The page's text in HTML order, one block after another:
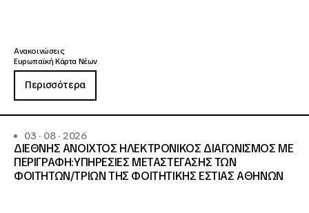
Ανακοινώσεις
Ευρωπαϊκή Κάρτα Νέων
Περισσότερα
03 · 08 · 2026
ΔΙΕΘΝΗΣ ΑΝΟΙΧΤΟΣ ΗΛΕΚΤΡΟΝΙΚΟΣ ΔΙΑΓΩΝΙΣΜΟΣ ΜΕ
ΠΕΡΙΓΡΑΦΗ:ΥΠΗΡΕΣΙΕΣ METAΣΤΕΓΑΣΗΣ ΤΩΝ
ΦΟΙΤΗΤΩΝ/ΤΡΙΩΝ ΤΗΣ ΦΟΙΤΗΤΙΚΗΣ ΕΣΤΙΑΣ ΑΘΗΝΩΝ